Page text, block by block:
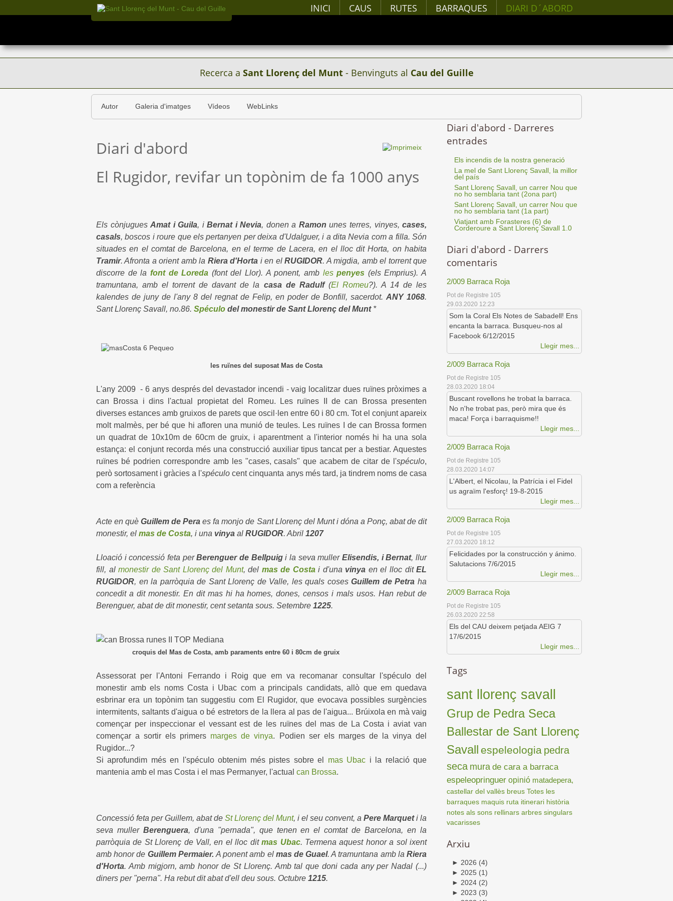
INICI CAUS RUTES BARRAQUES DIARI D´ABORD
Recerca a Sant Llorenç del Munt- Benvinguts al Cau del Guille
Autor Galeria d'imatges Vídeos WebLinks
Diari d'abord - Darreres
entrades
Els incendis de la nostra generació
La mel de Sant Llorenç Savall, la millor
del país
Sant Llorenç Savall, un carrer Nou que
no ho semblaria tant (2ona part)
Sant Llorenç Savall, un carrer Nou que
no ho semblaria tant (1a part)
Viatjant amb Forasteres (6) de
Corderoure a Sant Llorenç Savall 1.0
Diari d'abord - Darrers
comentaris
2/009 Barraca Roja
Pot de Registre 105
29.03.2020 12:23
Som la Coral Els Notes de Sabadell! Ens
encanta la barraca. Busqueu-nos al
Facebook 6/12/2015
Llegir mes...
2/009 Barraca Roja
Pot de Registre 105
28.03.2020 18:04
Buscant rovellons he trobat la barraca.
No n'he trobat pas, però mira que és
maca! Força i barraquisme!!
Llegir mes...
2/009 Barraca Roja
Pot de Registre 105
28.03.2020 14:07
L'Albert, el Nicolau, la Patrícia i el Fidel
us agraïm l'esforç! 19-8-2015
Llegir mes...
2/009 Barraca Roja
Pot de Registre 105
27.03.2020 18:12
Felicidades por la construcción y ánimo.
Salutacions 7/6/2015
Llegir mes...
2/009 Barraca Roja
Pot de Registre 105
26.03.2020 22:58
Els del CAU deixem petjada AEIG 7
17/6/2015
Llegir mes...
Tags
sant llorenç savall
Grup de Pedra Seca
Ballestar de Sant Llorenç
Savall espeleologia pedra
seca mura de cara a barraca
espeleopringuer opinió matadepera,
castellar del vallès breus Totes les
barraques maquis ruta itinerari història
notes als sons rellinars arbres singulars
vacarisses
Arxiu
► 2026 (4)
► 2025 (1)
► 2024 (2)
► 2023 (3)
Diari d'abord
El Rugidor, revifar un topònim de fa 1000 anys
Els cònjuguesAmat i Guila, iBernat i Nevia, donen a Ramon unes terres, vinyes,cases,
casals, boscos i roure que els pertanyen per deixa d'Udalguer, i a dita Nevia com a filla. Són
situades en el comtat de Barcelona, en el terme de Lacera, en el lloc dit Horta, on habita
Tramir. Afronta a orient amb la Riera d'Horta i en elRUGIDOR. A migdia, amb el torrent que
discorre de la font de Loreda (font del Llor). A ponent, amb lespenyes (els Emprius). A
tramuntana, amb el torrent de davant de la casa de Radulf(El Romeu?). A 14 de les
kalendes de juny de l'any 8 del regnat de Felip, en poder de Bonfill, sacerdot. ANY 1068.
Sant Llorenç Savall, no.86. Spéculo del monestir de Sant Llorenç del Munt*
les ruïnes del suposat Mas de Costa
L'any 2009 - 6 anys després del devastador incendi - vaig localitzar dues ruïnes pròximes a
can Brossa i dins l'actual propietat del Romeu. Les ruïnes II de can Brossa presenten
diverses estances amb gruixos de parets que oscil·len entre 60 i 80 cm. Tot el conjunt apareix
molt malmès, per bé que hi afloren una munió de teules. Les ruïnes I de can Brossa formen
un quadrat de 10x10m de 60cm de gruix, i aparentment a l'interior només hi ha una sola
estança: el conjunt recorda més una construcció auxiliar tipus tancat per a bestiar. Aquestes
ruïnes bé podrien correspondre amb les "cases, casals" que acabem de citar de l'spéculo,
però sortosament i gràcies a l'spéculo cent cinquanta anys més tard, ja tindrem noms de casa
com a referència
Acte en quèGuillem de Pera es fa monjo de Sant Llorenç del Munt i dóna a Ponç, abat de dit
monestir, el mas de Costa, i una vinya al RUGIDOR. Abril 1207
Lloació i concessió feta perBerenguer de Bellpuigi la seva mullerElisendis, i Bernat, llur
fill, almonestir de Sant Llorenç del Munt, del mas de Costai d'una vinya en el lloc ditEL
RUGIDOR, en la parròquia de Sant Llorenç de Valle, les quals cosesGuillem de Petra ha
concedit a dit monestir. En dit mas hi ha homes, dones, censos i mals usos. Han rebut de
Berenguer, abat de dit monestir, cent setanta sous. Setembre 1225.
croquis del Mas de Costa, amb paraments entre 60 i 80cm de gruix
Assessorat per l'Antoni Ferrando i Roig que em va recomanar consultar l'spéculo del
monestir amb els noms Costa i Ubac com a principals candidats, allò que em quedava
esbrinar era un topònim tan suggestiu com El Rugidor, que evocava possibles surgències
intermitents, saltants d'aigua o bé estretors de la llera al pas de l'aigua... Brúixola en mà vaig
començar per inspeccionar el vessant est de les ruïnes del mas de La Costa i aviat van
començar a sortir els primers marges de vinya. Podien ser els marges de la vinya del
Rugidor...?
Si aprofundim més en l'spéculo obtenim més pistes sobre el mas Ubac i la relació que
mantenia amb el mas Costa i el mas Permanyer, l'actual can Brossa.
Concessió feta per Guillem, abat de St Llorenç del Munt, i el seu convent, a Pere Marqueti la
seva muller Berenguera, d'una "pernada", que tenen en el comtat de Barcelona, en la
parròquia de St Llorenç de Vall, en el lloc ditmas Ubac. Termena aquest honor a sol ixent
amb honor de Guillem Permaier. A ponent amb el mas de Guael. A tramuntana amb la Riera
d'Horta. Amb migjorn, amb honor de St Llorenç. Amb tal que doni cada any per Nadal (...)
diners per "perna". Ha rebut dit abat d'ell deu sous. Octubre 1215.